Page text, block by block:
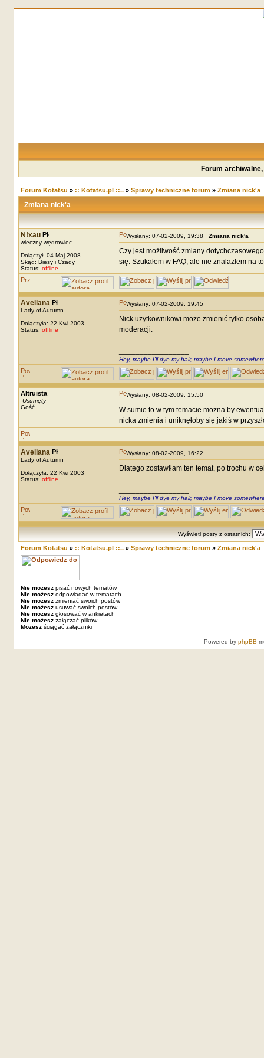
Forum
Forum Kotatsu » :: Kotatsu.pl ::..» Sprawy techniczne forum» Zmiana nick'a
Zmiana nick'a
N!xau
wieczny wędrowiec
Dołączył: 04 Maj 2008
Skąd: Biesy i Czady
Status: offline
Wysłany: 07-02-2009, 19:38 Zmiana nick'a
Czy jest możliwość zmiany
się. Szukałem w FAQ, ale nie znalazłem na
Avellana
Lady of Autumn
Dołączyła: 22 Kwi 2003
Status: offline
Wysłany: 07-02-2009, 19:45
Nick użytkownikowi może zmienić tylko
moderacji.
Hey, maybe I'll dye my hair, maybe I move
Altruista
-Usunięty-
Gość
Wysłany: 08-02-2009, 15:50
W sumie to w tym temacie można by
nicka zmienia i uniknęłoby się jakiś w
Avellana
Lady of Autumn
Dołączyła: 22 Kwi 2003
Status: offline
Wysłany: 08-02-2009, 16:22
Dlatego zostawiłam ten temat, po trochu w
Hey, maybe I'll dye my hair, maybe I move
Wyświetl posty z ostatnich:
Forum Kotatsu » :: Kotatsu.pl ::..» Sprawy techniczne forum» Zmiana nick'a
Nie możeszpisać nowych tematów
Nie możeszodpowiadać w tematach
Nie możeszzmieniać swoich postów
Nie możeszusuwać swoich postów
Nie możeszgłosować w ankietach
Nie możeszzałączać plików
Możeszściągać załączniki
Powered by phpBB